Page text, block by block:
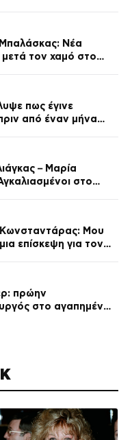
Νέα
μετά τον χαμό στο
πως έγινε
από έναν μήνα
– Μαρία
στο
Μου
επίσκεψη για τον
πρώην
στο αγαπημένο